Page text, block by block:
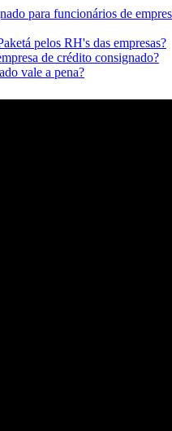
para funcionários de
pelos RH's das empresas?
de crédito consignado?
vale a pena?